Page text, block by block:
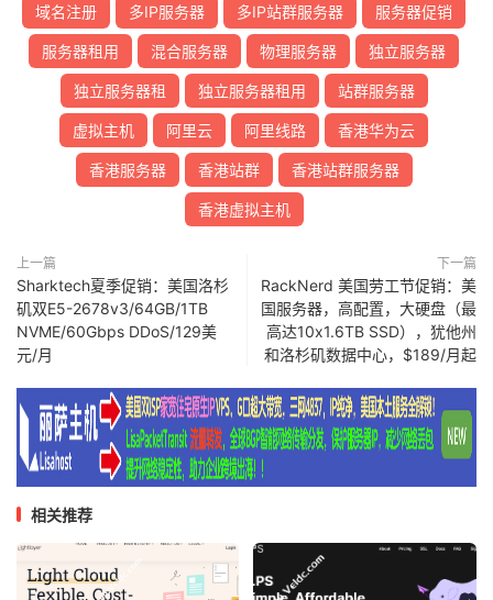
域名注册 多IP服务器 多IP站群服务器 服务器促销
服务器租用 混合服务器 物理服务器 独立服务器
独立服务器租 独立服务器租用 站群服务器
虚拟主机 阿里云 阿里线路 香港华为云
香港服务器 香港站群 香港站群服务器
香港虚拟主机
上一篇
Sharktech夏季促销：美国洛杉
矶双E5-2678v3/64GB/1TB
NVME/60Gbps DDoS/129美
元/月
下一篇
RackNerd 美国劳工节促销：美
国服务器，高配置，大硬盘（最
高达10x1.6TB SSD），犹他州
和洛杉矶数据中心，$189/月起
相关推荐